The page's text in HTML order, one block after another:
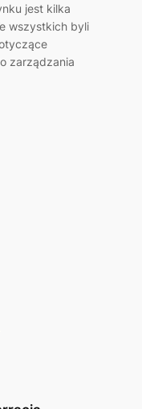
jest kilka
wszystkich byli
zarządzania